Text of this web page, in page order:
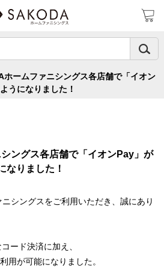
ホームファニシングス各店舗で「イオン
うになりました！
ングス各店舗で「イオンPay」が
なりました！
シングスをご利用いただき、誠にあり
ード決済に加え、
用が可能になりました。